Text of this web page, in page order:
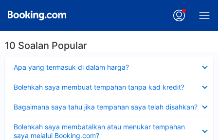
10 Soalan Popular
Apa yang termasuk di dalam harga?
Bolehkah saya membuat tempahan tanpa kad kredit?
Bagaimana saya tahu jika tempahan saya telah disahkan?
Bolehkah saya membatalkan atau menukar tempahan
saya melalui Booking.com?